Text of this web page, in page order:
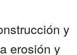
y
erosión y